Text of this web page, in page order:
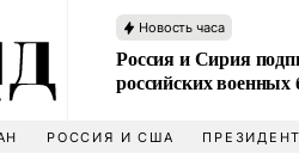
Новость часа
Россия и Сирия
российских военных
РОССИЯ И США